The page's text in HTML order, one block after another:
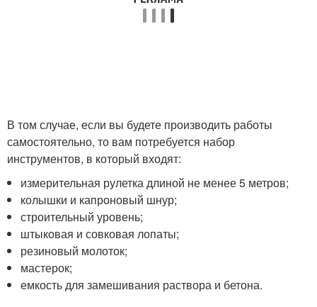
В том случае, если вы будете производить работы
самостоятельно, то вам потребуется набор
инструментов, в который входят:
измерительная рулетка длиной не менее 5 метров;
колышки и капроновый шнур;
строительный уровень;
штыковая и совковая лопаты;
резиновый молоток;
мастерок;
емкость для замешивания раствора и бетона.